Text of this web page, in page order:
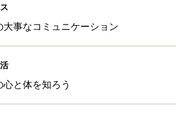
大事なコミュニケーション
心と体を知ろう